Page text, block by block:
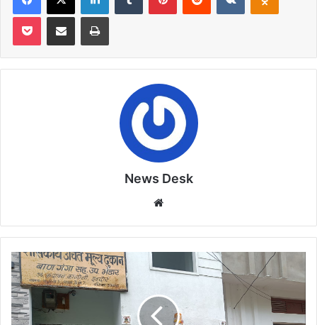
Pocket Share via Email Print
News Desk
निःशुल्क
राशन
के
पैसे
लेने